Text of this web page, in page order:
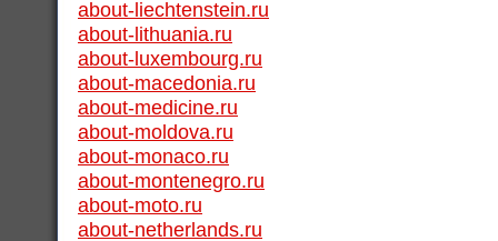
about-liechtenstein.ru
about-lithuania.ru
about-luxembourg.ru
about-macedonia.ru
about-medicine.ru
about-moldova.ru
about-monaco.ru
about-montenegro.ru
about-moto.ru
about-netherlands.ru